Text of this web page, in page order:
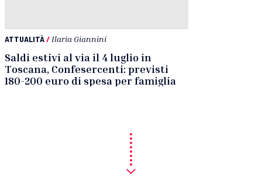
ATTUALITÀ/ Ilaria Giannini
Saldi estivi al via il 4 luglio in
Toscana, Confesercenti: previsti
180-200 euro di spesa per famiglia